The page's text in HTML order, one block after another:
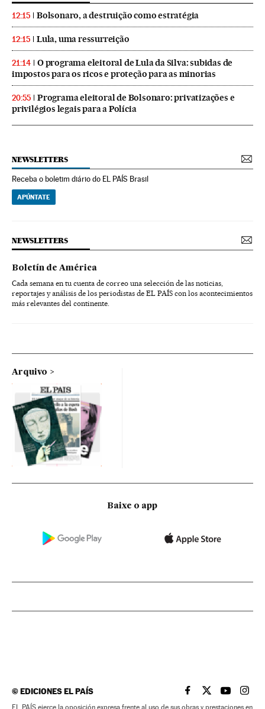
12:15 Bolsonaro, a destruição como estratégia
12:15 Lula, uma ressurreição
21:14
O programa eleitoral de Lula da Silva: subidas de
impostos para os ricos e proteção para as minorias
20:55
Programa eleitoral de Bolsonaro: privatizações e
privilégios legais para a Polícia
NEWSLETTERS
Receba o boletim diário do EL PAÍS Brasil
APÚNTATE
NEWSLETTERS
Boletín de América
Cada semana en tu cuenta de correo una selección de las noticias,
reportajes y análisis de los periodistas de EL PAÍS con los acontecimientos
más relevantes del continente.
Arquivo
Baixe o app
©EDICIONES EL PAÍS EL PAÍS BRASIL EN
EL PAÍSEL PAÍS
EL
EL PAÍS ejerce la oposición expresa frente al uso de sus obras y prestaciones en